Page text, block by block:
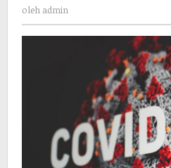
oleh admin